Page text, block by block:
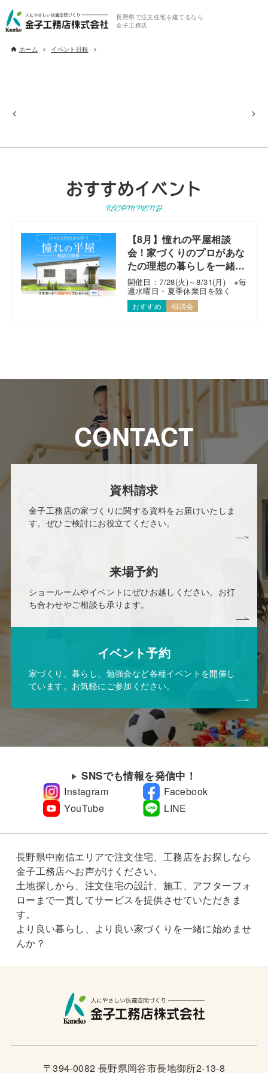
長野県で注文住宅を建てるなら
金子工務店
ホーム イベント日程
おすすめイベント
RECOMMEND
【8月】憧れの平屋相談
会！家づくりのプロがあな
たの理想の暮らしを一緒に
考えます！
開催日：7/28(火)～8/31(月) ※毎
週水曜日・夏季休業日を除く
おすすめ 相談会
CONTACT
資料請求
金子工務店の家づくりに関する資料をお届けいたしま
す。ぜひご検討にお役立てください。
来場予約
ショールームやイベントにぜひお越しください。お打
ち合わせやご相談も承ります。
イベント予約
家づくり、暮らし、勉強会など各種イベントを開催し
ています。お気軽にご参加ください。
SNSでも情報を発信中！
Instagram
Facebook
YouTube
LINE
長野県中南信エリアで注文住宅、工務店をお探しなら
金子工務店へお声がけください。
土地探しから、注文住宅の設計、施工、アフターフォ
ローまで一貫してサービスを提供させていただきま
す。
より良い暮らし、より良い家づくりを一緒に始めませ
んか？
〒394-0082 長野県岡谷市長地御所2-13-8